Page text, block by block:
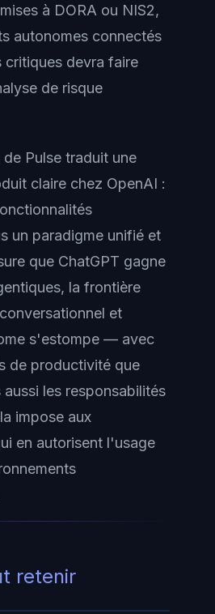
à DORA ou NIS2,
autonomes connectés
critiques devra faire
de risque
Pulse traduit une
claire chez OpenAI :
un paradigme unifié et
que ChatGPT gagne
la frontière
et
s'estompe — avec
de productivité que
les responsabilités
impose aux
en autorisent l'usage
retenir